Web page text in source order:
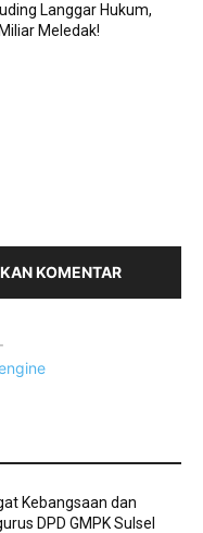
Langgar Hukum,
Meledak!
KOMENTAR
Kebangsaan dan
DPD GMPK Sulsel